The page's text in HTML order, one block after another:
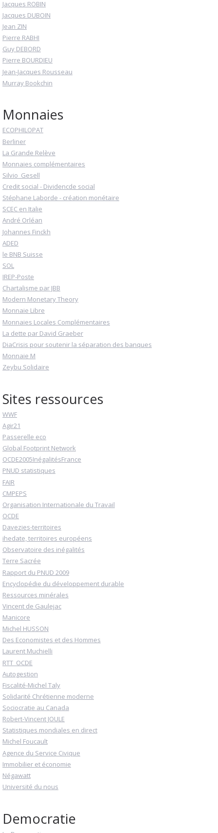
Jacques ROBIN
Jacques DUBOIN
Jean ZIN
Pierre RABHI
Guy DEBORD
Pierre BOURDIEU
Jean-Jacques Rousseau
Murray Bookchin
Monnaies
ECOPHILOPAT
Berliner
La Grande Relève
Monnaies complémentaires
Silvio_Gesell
Credit social - Dividencde social
Stéphane Laborde - création monétaire
SCEC en Italie
André Orléan
Johannes Finckh
ADED
le BNB Suisse
SOL
IREP-Poste
Chartalisme par JBB
Modern Monetary Theory
Monnaie Libre
Monnaies Locales Complémentaires
La dette par David Graeber
DiaCrisis pour soutenir la séparation des banques
Monnaie M
Zeybu Solidaire
Sites ressources
WWF
Agir21
Passerelle eco
Global Footprint Network
OCDE2005InégalitésFrance
PNUD statistiques
FAIR
CMPEPS
Organisation Internationale du Travail
OCDE
Davezies-territoires
ihedate, territoires européens
Observatoire des inégalités
Terre Sacrée
Rapport du PNUD 2009
Encyclopédie du développement durable
Ressources minérales
Vincent de Gaulejac
Manicore
Michel HUSSON
Des Economistes et des Hommes
Laurent Muchielli
RTT_OCDE
Autogestion
Fiscalité-Michel Taly
Solidarité Chrétienne moderne
Sociocratie au Canada
Robert-Vincent JOULE
Statistiques mondiales en direct
Michel Foucault
Agence du Service Civique
Immobilier et économie
Négawatt
Université du nous
Democratie